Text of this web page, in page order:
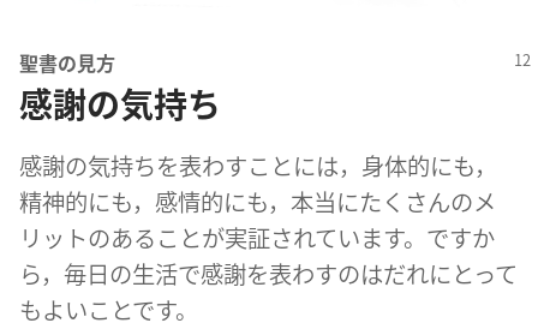
聖書の見方
感謝の気持ち
感謝の気持ちを表わすことには，身体的にも，
精神的にも，感情的にも，本当にたくさんのメ
リットのあることが実証されています。ですか
ら，毎日の生活で感謝を表わすのはだれにとって
もよいことです。